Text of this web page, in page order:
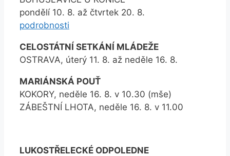
pondělí 10. 8. až čtvrtek 20. 8.
podrobnosti
CELOSTÁTNÍ SETKÁNÍ MLÁDEŽE
OSTRAVA, úterý 11. 8. až neděle 16. 8.
MARIÁNSKÁ POUŤ
KOKORY, neděle 16. 8. v 10.30 (mše)
ZÁBEŠTNÍ LHOTA, neděle 16. 8. v 11.00
LUKOSTŘELECKÉ ODPOLEDNE